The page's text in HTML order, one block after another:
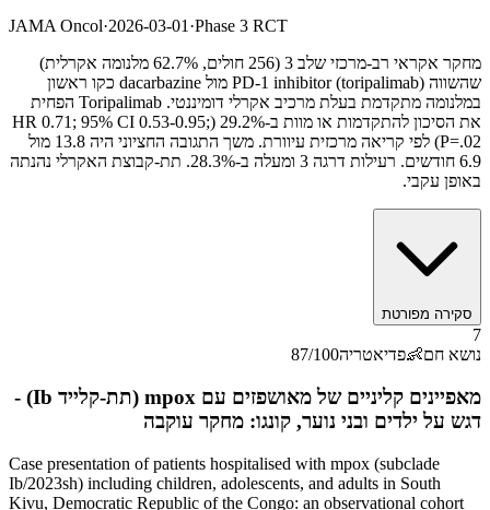
JAMA Oncol·2026-03-01 ·Phase 3 RCT
מחקר אקראי רב-מרכזי שלב 3 (256 חולים, 62.7% מלנומה אקרלית)
שהשווה PD-1 inhibitor (toripalimab) מול dacarbazine כקו ראשון
במלנומה מתקדמת בעלת מרכיב אקרלי דומיננטי. Toripalimab הפחית
את הסיכון להתקדמות או מוות ב-29.2% (HR 0.71; 95% CI 0.53-0.95;
P=.02) לפי קריאה מרכזית עיוורת. משך התגובה החציוני היה 13.8 מול
6.9 חודשים. רעילות דרגה 3 ומעלה ב-28.3%. תת-קבוצת האקרלי נהנתה
באופן עקבי.
סקירה מפורטת
7
נושא חם👶פדיאטריה 87/100
מאפיינים קליניים של מאושפזים עם mpox (תת-קלייד Ib) -
דגש על ילדים ובני נוער, קונגו: מחקר עוקבה
Case presentation of patients hospitalised with mpox (subclade
Ib/2023sh) including children, adolescents, and adults in South
Kivu, Democratic Republic of the Congo: an observational cohort